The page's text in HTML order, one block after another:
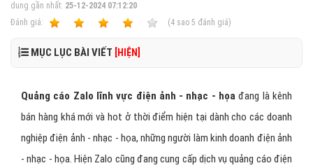
dung gần nhất: 25-12-2024 07:12:20
Ðánh giá:
(4 sao 5 đánh giá)
MỤC LỤC BÀI VIẾT [HIỆN]
Quảng cáo Zalo lĩnh vực điện ảnh - nhạc - họa đang là kênh
bán hàng khá mới và hot ở thời điểm hiện tại dành cho các doanh
nghiệp điện ảnh - nhạc - họa, những người làm kinh doanh điện ảnh
- nhạc - họa. Hiện Zalo cũng đang cung cấp dịch vụ quảng cáo điện